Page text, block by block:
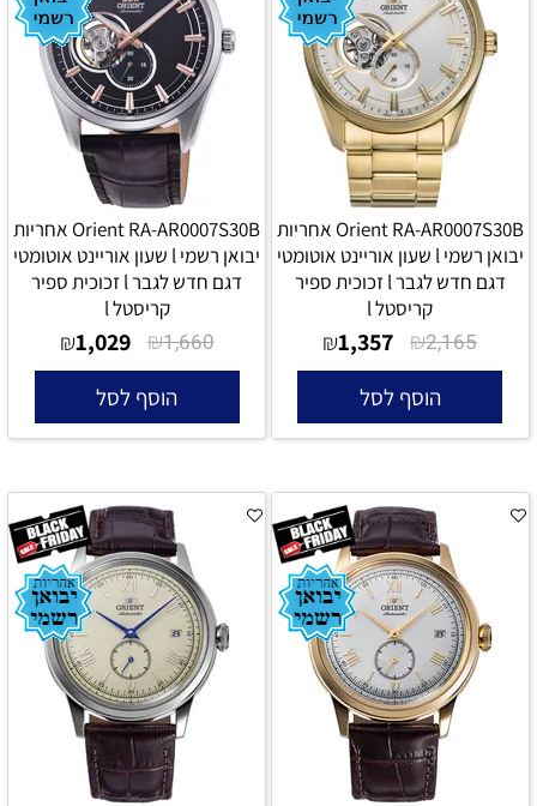
Orient RA-AR0007S30B אחריות
יבואן רשמי l שעון אוריינט אוטומטי
דגם חדש לגבר l זכוכית ספיר
קריסטל l
₪2,165
₪1,357
הוסף לסל
Orient RA-AR0007S30B אחריות
יבואן רשמי l שעון אוריינט אוטומטי
דגם חדש לגבר l זכוכית ספיר
קריסטל l
₪1,660
₪1,029
הוסף לסל